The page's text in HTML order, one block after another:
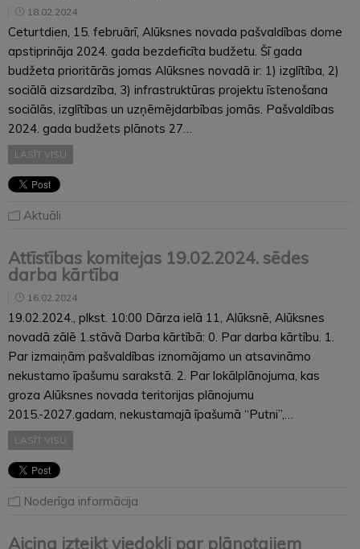
18.02.2024
Ceturtdien, 15. februārī, Alūksnes novada pašvaldības dome
apstiprināja 2024. gada bezdeficīta budžetu. Šī gada
budžeta prioritārās jomas Alūksnes novadā ir: 1) izglītība, 2)
sociālā aizsardzība, 3) infrastruktūras projektu īstenošana
sociālās, izglītības un uzņēmējdarbības jomās. Pašvaldības
2024. gada budžets plānots 27…
LASĪT VISU
Aktuāli
Attīstības komitejas 19.02.2024. sēdes
darba kārtība
16.02.2024
19.02.2024., plkst. 10:00 Dārza ielā 11, Alūksnē, Alūksnes
novadā zālē 1.stāvā Darba kārtībā: 0. Par darba kārtību. 1.
Par izmaiņām pašvaldības iznomājamo un atsavināmo
nekustamo īpašumu sarakstā. 2. Par lokālplānojuma, kas
groza Alūksnes novada teritorijas plānojumu
2015.-2027.gadam, nekustamajā īpašumā “Putni”,…
LASĪT VISU
Noderīga informācija
Aicina izteikt viedokli par plānotajiem